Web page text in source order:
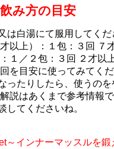
み方の目安
は白湯にて服用してくだ
以上）：１包：３回 ７
１／２包：３回 ２才以
を目安に使ってみてく
ったりしたら、使うの
説はあくまで参考情報
してくださいね。
～インナーマッスルを